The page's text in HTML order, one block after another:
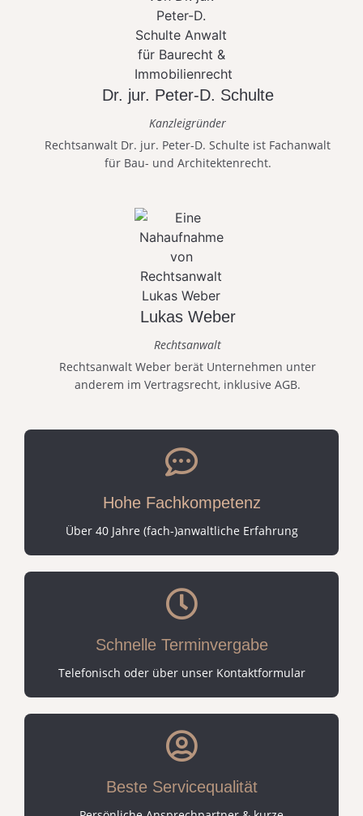
Dr. jur. Peter-D. Schulte
Kanzleigründer
Rechtsanwalt Dr. jur. Peter-D. Schulte ist Fachanwalt
für Bau- und Architektenrecht.
Lukas Weber
Rechtsanwalt
Rechtsanwalt Weber berät Unternehmen unter
anderem im Vertragsrecht, inklusive AGB.
Hohe Fachkompetenz
Über 40 Jahre (fach-)anwaltliche Erfahrung
Schnelle Terminvergabe
Telefonisch oder über unser Kontaktformular
Beste Servicequalität